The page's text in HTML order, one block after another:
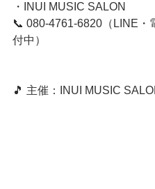
・INUI MUSIC SALON
📞 080-4761-6820（LINE・
付中）
🎵 主催：INUI MUSIC